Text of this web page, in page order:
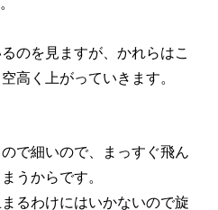
のを見ますが、かれらはこ
高く上がっていきます。
で細いので、まっすぐ飛ん
うからです。
るわけにはいかないので旋